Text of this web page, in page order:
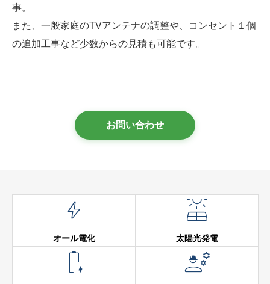
事。
また、一般家庭のTVアンテナの調整や、コンセント１個
の追加工事など少数からの見積も可能です。
お問い合わせ

オール電化

太陽光発電
 